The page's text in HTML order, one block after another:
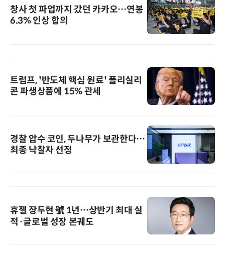
창사 첫 파업까지 갔던 카카오…연봉
6.3% 인상 합의
트럼프, '반도체 핵심 원료' 폴리실리
콘 파생상품에 15% 관세
경찰 압수 코인, 두나무가 보관한다…
최종 낙찰자 선정
휴젤 장두현 號 1년…상반기 최대 실
적·글로벌 성장 본궤도